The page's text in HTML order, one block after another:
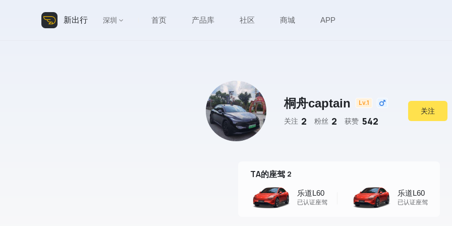
新出行 深圳 首页 产品库 社区 商城 APP
桐舟captain Lv.1
关注 2 粉丝 2 获赞 542
关注
TA的座驾 2
乐道L60
已认证座驾
乐道L60
已认证座驾